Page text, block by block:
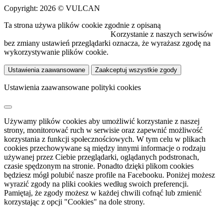
Copyright: 2026 © VULCAN
Ta strona używa plików cookie zgodnie z opisaną
Korzystanie z naszych serwisów
bez zmiany ustawień przeglądarki oznacza, że wyrażasz zgodę na
wykorzystywanie plików cookie.
Ustawienia zaawansowane Zaakceptuj wszystkie zgody
Ustawienia zaawansowane polityki cookies
Używamy plików cookies aby umożliwić korzystanie z naszej
strony, monitorować ruch w serwisie oraz zapewnić możliwość
korzystania z funkcji społecznościowych. W tym celu w plikach
cookies przechowywane są między innymi informacje o rodzaju
używanej przez Ciebie przeglądarki, oglądanych podstronach,
czasie spędzonym na stronie. Ponadto dzięki plikom cookies
będziesz mógł polubić nasze profile na Facebooku. Poniżej możesz
wyrazić zgody na pliki cookies według swoich preferencji.
Pamiętaj, że zgody możesz w każdej chwili cofnąć lub zmienić
korzystając z opcji "Cookies" na dole strony.